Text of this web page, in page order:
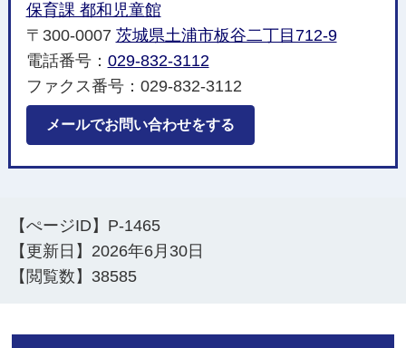
保育課 都和児童館
〒300-0007 茨城県土浦市板谷二丁目712-9
電話番号： 029-832-3112
ファクス番号：029-832-3112
メールでお問い合わせをする
【ぺージID】 P-1465
【更新日】 2026年6月30日
【閲覧数】 38585